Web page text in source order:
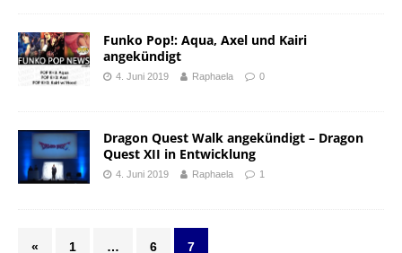
Funko Pop!: Aqua, Axel und Kairi
angekündigt
4. Juni 2019 Raphaela 0
Dragon Quest Walk angekündigt – Dragon
Quest XII in Entwicklung
4. Juni 2019 Raphaela 1
« 1 … 6 7